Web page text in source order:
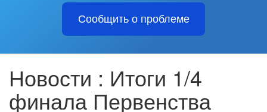
Сообщить о проблеме
Новости : Итоги 1/4
финала Первенства